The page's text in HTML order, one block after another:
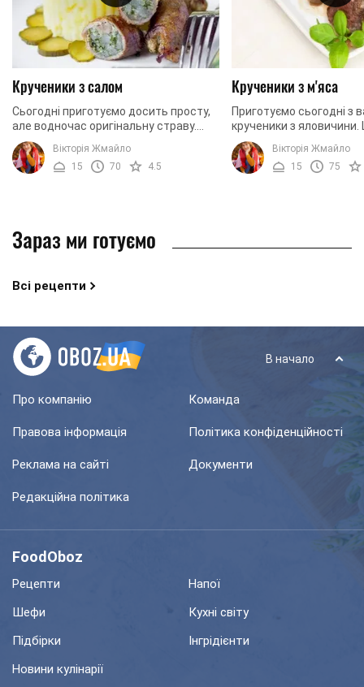
Крученики з салом
Сьогодні приготуємо досить просту,
але водночас оригінальну страву.
Крученики з салом можна
приготувати з двох основних
інгредієнтів: свинини і сала, ...
Вікторія Жмайло
15
70 4.5
Крученики з м'яса
Приготуємо сьогодні з
крученики з
дуже не просто
приготувати, щоб воно
смачним, і соковитим ...
Вікторія Жмайло
15
75
Зараз ми готуємо
Всі рецепти
В начало
Про компанію Команда
Правова інформація Політика конфіденційності
Реклама на сайті Документи
Редакційна політика
FoodOboz
Рецепти
Напої
Шефи
Кухні світу
Підбірки
Інгрідієнти
Новини кулінарії